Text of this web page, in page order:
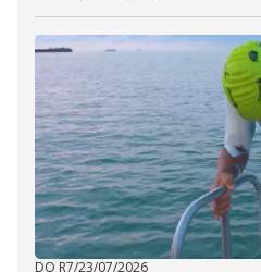
DO R7/23/07/2026